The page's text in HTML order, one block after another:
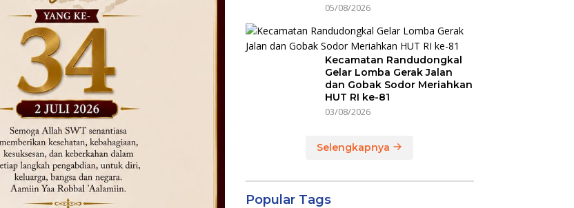
05/08/2026
Kecamatan Randudongkal
Gelar Lomba Gerak Jalan
dan Gobak Sodor Meriahkan
HUT RI ke-81
03/08/2026
Selengkapnya
Popular Tags